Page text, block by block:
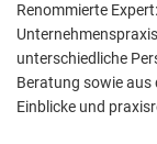
Renommierte
unterschiedliche
Beratung sowie aus
Einblicke und